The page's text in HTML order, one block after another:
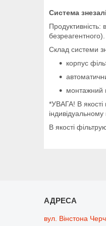
Система
безреагентного).
Склад системи
корпус
монтажний
*УВАГА! В якості
індивідуальному
В якості
вул. Вінстона